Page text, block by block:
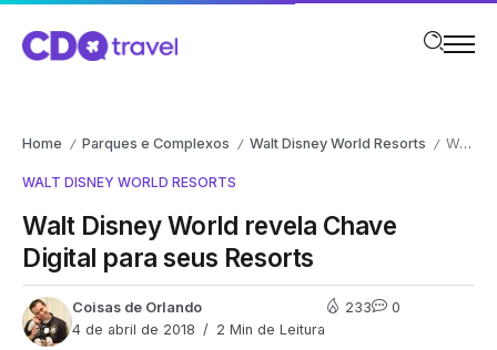
Home / Parques e Complexos / Walt Disney World Resorts / Walt Disney World revela Chave Digital para seus Resorts
WALT DISNEY WORLD RESORTS
Walt Disney World revela Chave
Digital para seus Resorts
Coisas de Orlando
4 de abril de 2018
2 Min de Leitura
233 0